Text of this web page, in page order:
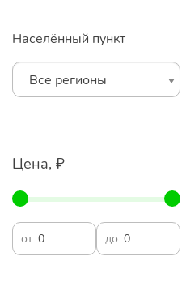
Населённый пункт
Все регионы
Цена, ₽
от до